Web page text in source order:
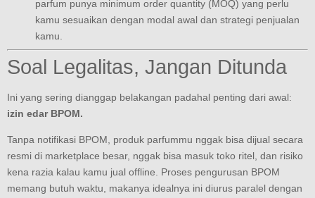
parfum punya minimum order quantity (MOQ) yang perlu
kamu sesuaikan dengan modal awal dan strategi penjualan
kamu.
Soal Legalitas, Jangan Ditunda
Ini yang sering dianggap belakangan padahal penting dari awal:
izin edar BPOM.
Tanpa notifikasi BPOM, produk parfummu nggak bisa dijual secara
resmi di marketplace besar, nggak bisa masuk toko ritel, dan risiko
kena razia kalau kamu jual offline. Proses pengurusan BPOM
memang butuh waktu, makanya idealnya ini diurus paralel dengan